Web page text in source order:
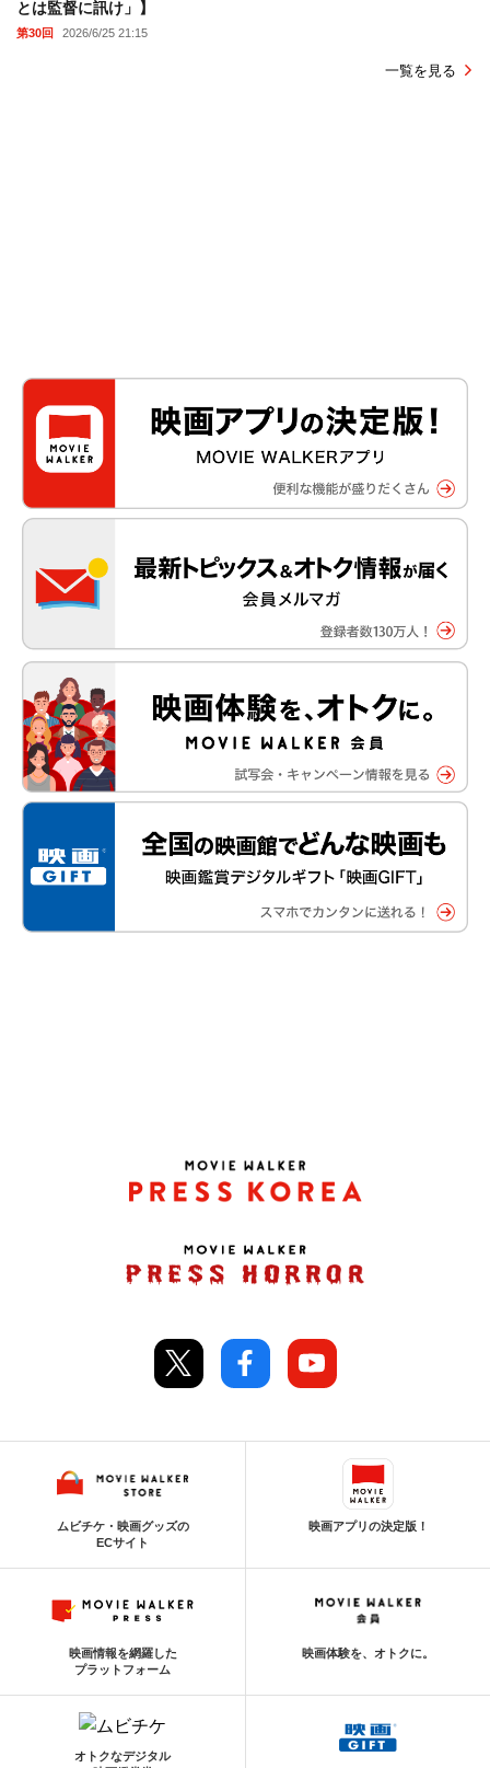
とは監督に訊け」】
第30回 2026/6/25 21:15
一覧を見る
ムビチケ・映画グッズの
ECサイト
映画アプリの決定版！
映画情報を網羅した
プラットフォーム
映画体験を、オトクに。
オトクなデジタル